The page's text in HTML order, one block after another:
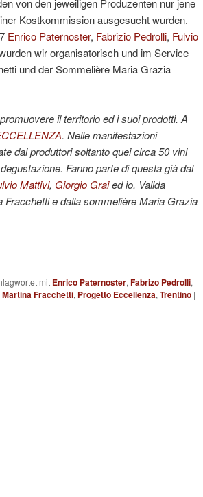
von den jeweiligen Produzenten nur jene
Kostkommission ausgesucht wurden.
Enrico Paternoster, Fabrizio Pedrolli, Fulvio
wir organisatorisch und im Service
und der Sommelière Maria Grazia
il territorio ed i suoi prodotti. A
. Nelle manifestazioni
dai produttori soltanto quei circa 50 vini
Fanno parte di questa già dal
Mattivi, Giorgio Graied io. Valida
e dalla sommelière Maria Grazia
mit Enrico Paternoster, Fabrizo Pedrolli,
Martina Fracchetti, Progetto Eccellenza, Trentino |